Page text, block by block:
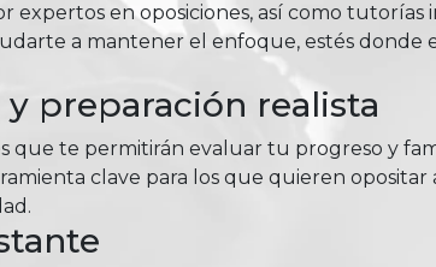
expertos en oposiciones, así como tutorías
a mantener el enfoque, estés donde
preparación realista
que te permitirán evaluar tu progreso y
clave para los que quieren opositar